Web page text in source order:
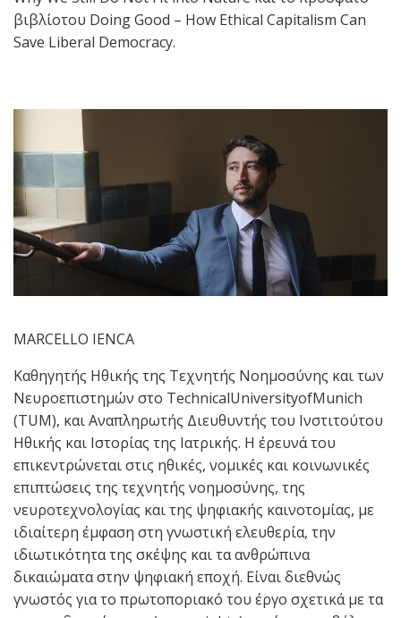
βιβλίοτου Doing Good – How Ethical Capitalism Can
Save Liberal Democracy.
MARCELLO IENCA
Καθηγητής Ηθικής της Τεχνητής Νοημοσύνης και των
Νευροεπιστημών στο TechnicalUniversityofMunich
(TUM), και Αναπληρωτής Διευθυντής του Ινστιτούτου
Ηθικής και Ιστορίας της Ιατρικής. Η έρευνά του
επικεντρώνεται στις ηθικές, νομικές και κοινωνικές
επιπτώσεις της τεχνητής νοημοσύνης, της
νευροτεχνολογίας και της ψηφιακής καινοτομίας, με
ιδιαίτερη έμφαση στη γνωστική ελευθερία, την
ιδιωτικότητα της σκέψης και τα ανθρώπινα
δικαιώματα στην ψηφιακή εποχή. Είναι διεθνώς
γνωστός για το πρωτοποριακό του έργο σχετικά με τα